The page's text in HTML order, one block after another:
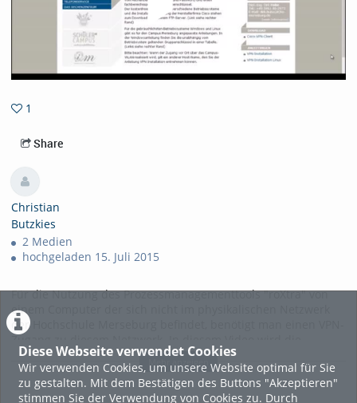
Diese Webseite verwendet Cookies
Wir verwenden Cookies, um unsere Website optimal für Sie
zu gestalten. Mit dem Bestätigen des Buttons "Akzeptieren"
stimmen Sie der Verwendung von Cookies zu. Durch
1
Share
Christian
Butzkies
2 Medien
hochgeladen 15. Juli 2015
Für die Nutzung des Prozessmanagementtools "roXtra" von
einem Computer der sich nicht im physikalischen Netzwerk
der Hochschule Merseburg befindet, benötigt man einen VPN-
Zugang zu diesem Netzwerk. In diesem Video wird die
Einrichtung eines derartigen Clients erläutert.
Tags: roxtra tutorial vpn